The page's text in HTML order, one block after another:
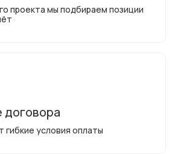
проекта мы подбираем позиции
договора
гибкие условия оплаты